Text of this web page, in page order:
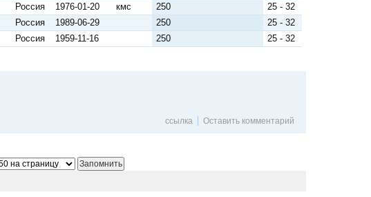
Россия 1976-01-20 кмс 250
25 - 32
Россия 1989-06-29 250
25 - 32
Россия 1959-11-16 250 25 - 32
ссылка
Оставить комментарий